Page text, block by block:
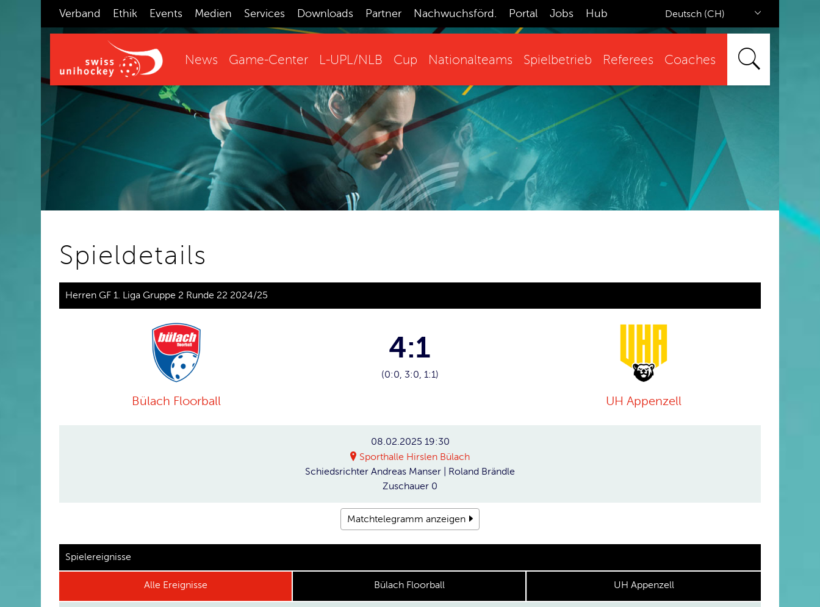
Verband Ethik Events Medien Services Downloads Partner Nachwuchsförd. Portal Jobs Hub Deutsch (CH)
News Game-Center L-UPL/NLB Cup Nationalteams Spielbetrieb Referees Coaches
Spieldetails
Herren GF 1. Liga Gruppe 2 Runde 22 2024/25
Bülach Floorball
4:1
(0:0, 3:0, 1:1)
UH Appenzell
08.02.2025 19:30
Sporthalle Hirslen Bülach
Schiedsrichter Andreas Manser | Roland Brändle
Zuschauer 0
Matchtelegramm anzeigen
Spielereignisse
Alle Ereignisse Bülach Floorball UH Appenzell